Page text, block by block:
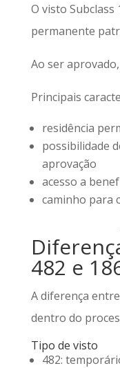
O visto Subclass
permanente
Ao ser
Principais
residência
possibilidade
aprovação
acesso a
caminho para
482 e
A diferença
dentro do
Tipo de visto
482: